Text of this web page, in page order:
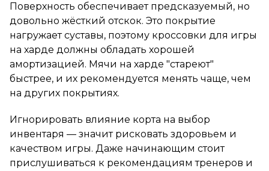
Поверхность обеспечивает предсказуемый, но
довольно жёсткий отскок. Это покрытие
нагружает суставы, поэтому кроссовки для игры
на харде должны обладать хорошей
амортизацией. Мячи на харде "стареют"
быстрее, и их рекомендуется менять чаще, чем
на других покрытиях.
Игнорировать влияние корта на выбор
инвентаря — значит рисковать здоровьем и
качеством игры. Даже начинающим стоит
прислушиваться к рекомендациям тренеров и